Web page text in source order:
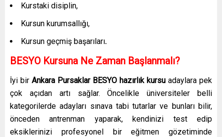
Kurstaki disiplin,
Kursun kurumsallığı,
Kursun geçmiş başarıları.
BESYO Kursuna Ne Zaman Başlanmalı?
İyi bir Ankara Pursaklar BESYO hazırlık kursu adaylara pek
çok açıdan artı sağlar. Öncelikle üniversiteler belli
kategorilerde adayları sınava tabi tutarlar ve bunları bilir,
önceden antrenman yaparak, kendinizi test edip
eksiklerinizi profesyonel bir eğitmen gözetiminde